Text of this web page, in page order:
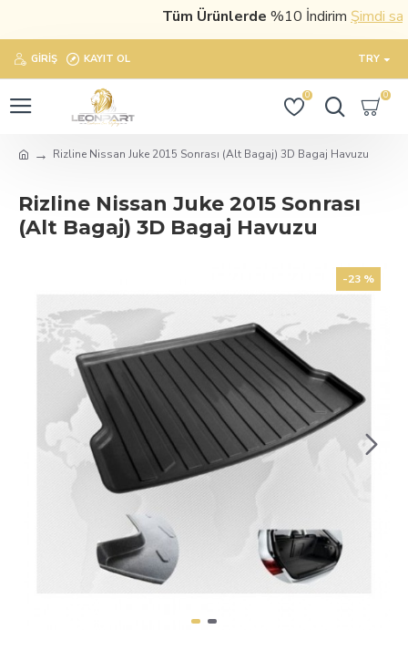
Tüm Ürünlerde%10 İndirimŞimdi satın al
GIRIŞ KAYIT OL TRY
0 0
Rizline Nissan Juke 2015 Sonrası (Alt Bagaj) 3D Bagaj Havuzu
Rizline Nissan Juke 2015 Sonrası
(Alt Bagaj) 3D Bagaj Havuzu
-23 %